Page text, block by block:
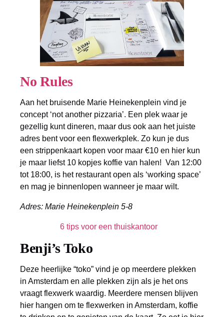
No Rules
Aan het bruisende Marie Heinekenplein vind je
concept ‘not another pizzaria’. Een plek waar je
gezellig kunt dineren, maar dus ook aan het juiste
adres bent voor een flexwerkplek. Zo kun je dus
een strippenkaart kopen voor maar €10 en hier kun
je maar liefst 10 kopjes koffie van halen! Van 12:00
tot 18:00, is het restaurant open als ‘working space’
en mag je binnenlopen wanneer je maar wilt.
Adres: Marie Heinekenplein 5-8
6 tips voor een thuiskantoor
Benji’s Toko
Deze heerlijke “toko” vind je op meerdere plekken
in Amsterdam en alle plekken zijn als je het ons
vraagt flexwerk waardig. Meerdere mensen blijven
hier hangen om te flexwerken in Amsterdam, koffie